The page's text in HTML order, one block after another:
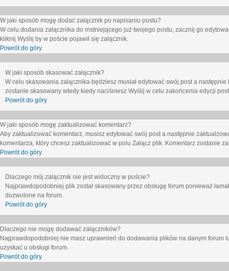
W jaki sposób mogę dodać załącznik po napisaniu postu?
W celu dodania załącznika do instniejącego już twojego postu, zacznij go
kliknij Wyślij by w poście pojawił się załącznik.
Powrót do góry
W jaki sposób skasować załącznik?
W celu skasowania załącznika będziesz musiał edytować swój post a
zostanie skasowany wtedy kiedy naciśniesz Wyślij w celu zakońcenia edycji
Powrót do góry
W jaki sposób mogę zaktualizować komentarz?
Aby zaktualizować komentarz, musisz edytować swój post a następnie
komentarza, który chcesz zaktualizować w polu Załącz plik. Komentarz zostanie
Powrót do góry
Dlaczego mój załącznik nie jest widoczny w poście?
Najprawdopodobniej plik został skasowany przez obsługę forum ponieważ
dozwolone na forum.
Powrót do góry
Dlaczego nie mogę dodawać załączników?
Najprawdopodobniej nie masz uprawnień do dodawania plików na danym forum
uzyskać u obsługi forum.
Powrót do góry